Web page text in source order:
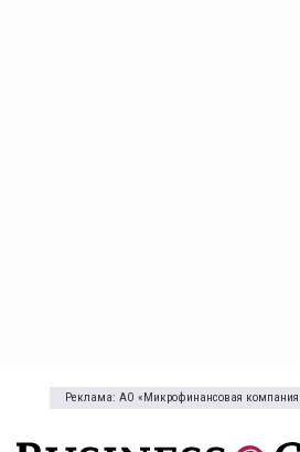
Реклама: АО «Микрофинансовая компания